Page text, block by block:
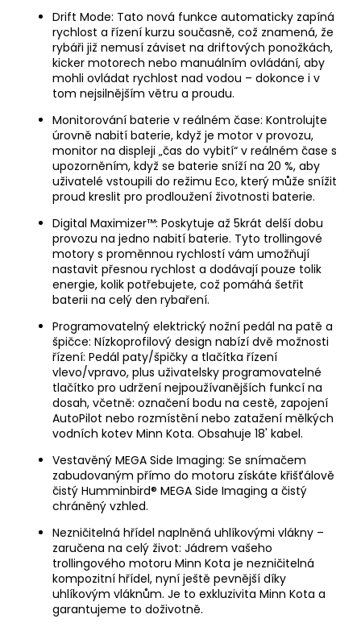
Drift Mode: Tato nová funkce automaticky zapíná
rychlost a řízení kurzu současně, což znamená, že
rybáři již nemusí záviset na driftových ponožkách,
kicker motorech nebo manuálním ovládání, aby
mohli ovládat rychlost nad vodou – dokonce i v
tom nejsilnějším větru a proudu.
Monitorování baterie v reálném čase: Kontrolujte
úrovně nabití baterie, když je motor v provozu,
monitor na displeji „čas do vybití“ v reálném čase s
upozorněním, když se baterie sníží na 20 %, aby
uživatelé vstoupili do režimu Eco, který může snížit
proud kreslit pro prodloužení životnosti baterie.
Digital Maximizer™: Poskytuje až 5krát delší dobu
provozu na jedno nabití baterie. Tyto trollingové
motory s proměnnou rychlostí vám umožňují
nastavit přesnou rychlost a dodávají pouze tolik
energie, kolik potřebujete, což pomáhá šetřit
baterii na celý den rybaření.
Programovatelný elektrický nožní pedál na patě a
špičce: Nízkoprofilový design nabízí dvě možnosti
řízení: Pedál paty/špičky a tlačítka řízení
vlevo/vpravo, plus uživatelsky programovatelné
tlačítko pro udržení nejpoužívanějších funkcí na
dosah, včetně: označení bodu na cestě, zapojení
AutoPilot nebo rozmístění nebo zatažení mělkých
vodních kotev Minn Kota. Obsahuje 18' kabel.
Vestavěný MEGA Side Imaging: Se snímačem
zabudovaným přímo do motoru získáte křišťálově
čistý Humminbird® MEGA Side Imaging a čistý
chráněný vzhled.
Nezničitelná hřídel naplněná uhlíkovými vlákny –
zaručena na celý život: Jádrem vašeho
trollingového motoru Minn Kota je nezničitelná
kompozitní hřídel, nyní ještě pevnější díky
uhlíkovým vláknům. Je to exkluzivita Minn Kota a
garantujeme to doživotně.